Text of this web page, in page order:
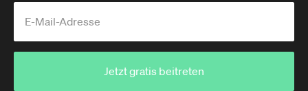
Jetzt gratis beitreten